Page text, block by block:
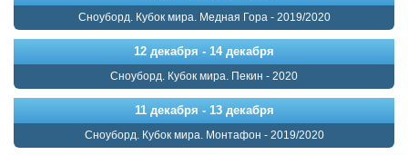
Сноуборд. Кубок мира. Медная Гора - 2019/2020
12 декабря - 14 декабря
Сноуборд. Кубок мира. Пекин - 2020
11 декабря - 13 декабря
Сноуборд. Кубок мира. Монтафон - 2019/2020